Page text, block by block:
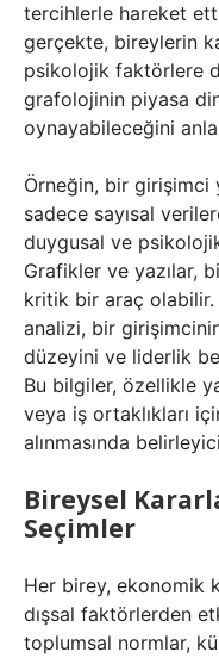
tercihlerle hareket
gerçekte, bireylerin
psikolojik faktörlere
grafolojinin piyasa
oynayabileceğini
Örneğin, bir girişimci
sadece sayısal
duygusal ve
Grafikler ve yazılar,
kritik bir araç olabilir.
analizi, bir
düzeyini ve liderlik
Bu bilgiler, özellikle
veya iş ortaklıkları
alınmasında
Bireysel
Seçimler
Her birey, ekonomik
dışsal faktörlerden
toplumsal normlar,